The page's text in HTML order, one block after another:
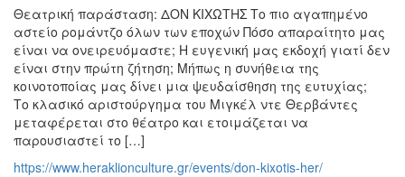
Θεατρική παράσταση: ΔΟΝ ΚΙΧΩΤΗΣ Το πιο αγαπημένο
αστείο ρομάντζο όλων των εποχών Πόσο απαραίτητο μας
είναι να ονειρευόμαστε; Η ευγενική μας εκδοχή γιατί δεν
είναι στην πρώτη ζήτηση; Μήπως η συνήθεια της
κοινοτοποίας μας δίνει μια ψευδαίσθηση της ευτυχίας;
Το κλασικό αριστούργημα του Μιγκέλ ντε Θερβάντες
μεταφέρεται στο θέατρο και ετοιμάζεται να
παρουσιαστεί το […]
https://www.heraklionculture.gr/events/don-kixotis-her/